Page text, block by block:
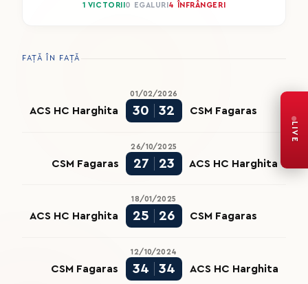
1 VICTORII 0 EGALURI 4 ÎNFRÂNGERI
FAȚĂ ÎN FAȚĂ
01/02/2026
ACS HC Harghita 30 32 CSM Fagaras
26/10/2025
CSM Fagaras 27 23 ACS HC Harghita
18/01/2025
ACS HC Harghita 25 26 CSM Fagaras
12/10/2024
CSM Fagaras 34 34 ACS HC Harghita
LIVE